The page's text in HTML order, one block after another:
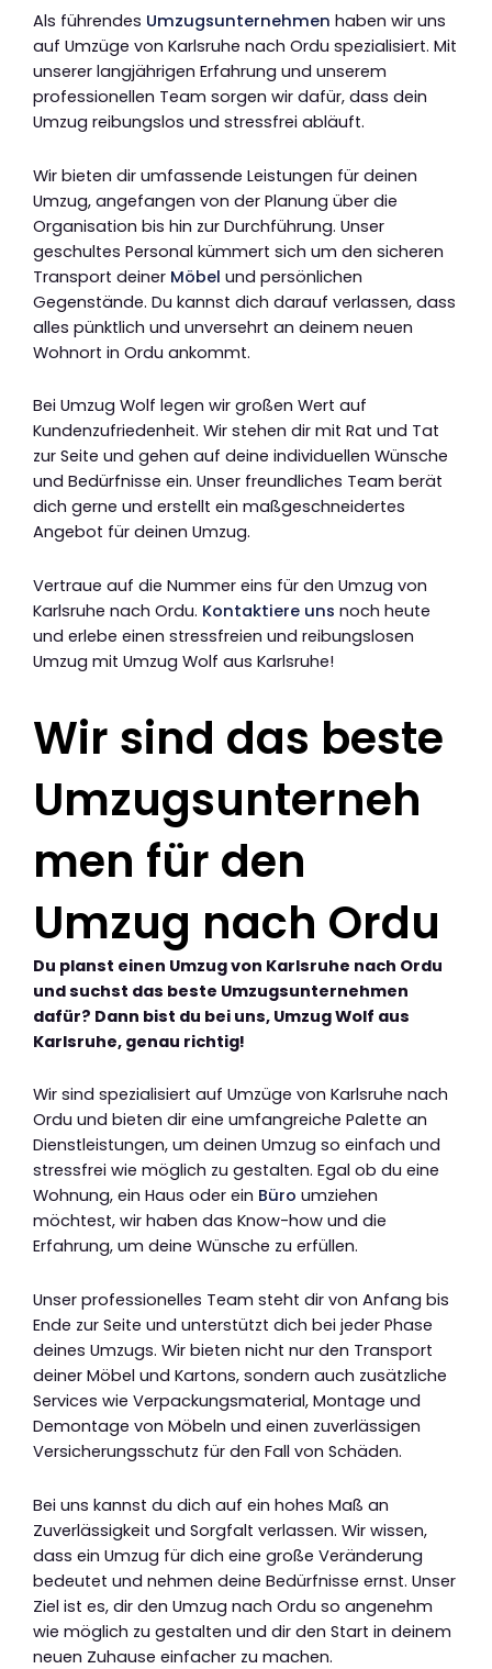
Als führendes Umzugsunternehmen haben wir uns
auf Umzüge von Karlsruhe nach Ordu spezialisiert. Mit
unserer langjährigen Erfahrung und unserem
professionellen Team sorgen wir dafür, dass dein
Umzug reibungslos und stressfrei abläuft.
Wir bieten dir umfassende Leistungen für deinen
Umzug, angefangen von der Planung über die
Organisation bis hin zur Durchführung. Unser
geschultes Personal kümmert sich um den sicheren
Transport deiner Möbel und persönlichen
Gegenstände. Du kannst dich darauf verlassen, dass
alles pünktlich und unversehrt an deinem neuen
Wohnort in Ordu ankommt.
Bei Umzug Wolf legen wir großen Wert auf
Kundenzufriedenheit. Wir stehen dir mit Rat und Tat
zur Seite und gehen auf deine individuellen Wünsche
und Bedürfnisse ein. Unser freundliches Team berät
dich gerne und erstellt ein maßgeschneidertes
Angebot für deinen Umzug.
Vertraue auf die Nummer eins für den Umzug von
Karlsruhe nach Ordu. Kontaktiere uns noch heute
und erlebe einen stressfreien und reibungslosen
Umzug mit Umzug Wolf aus Karlsruhe!
Wir sind das beste
Umzugsunterneh
men für den
Umzug nach Ordu
Du planst einen Umzug von Karlsruhe nach Ordu
und suchst das beste Umzugsunternehmen
dafür? Dann bist du bei uns, Umzug Wolf aus
Karlsruhe, genau richtig!
Wir sind spezialisiert auf Umzüge von Karlsruhe nach
Ordu und bieten dir eine umfangreiche Palette an
Dienstleistungen, um deinen Umzug so einfach und
stressfrei wie möglich zu gestalten. Egal ob du eine
Wohnung, ein Haus oder ein Büro umziehen
möchtest, wir haben das Know-how und die
Erfahrung, um deine Wünsche zu erfüllen.
Unser professionelles Team steht dir von Anfang bis
Ende zur Seite und unterstützt dich bei jeder Phase
deines Umzugs. Wir bieten nicht nur den Transport
deiner Möbel und Kartons, sondern auch zusätzliche
Services wie Verpackungsmaterial, Montage und
Demontage von Möbeln und einen zuverlässigen
Versicherungsschutz für den Fall von Schäden.
Bei uns kannst du dich auf ein hohes Maß an
Zuverlässigkeit und Sorgfalt verlassen. Wir wissen,
dass ein Umzug für dich eine große Veränderung
bedeutet und nehmen deine Bedürfnisse ernst. Unser
Ziel ist es, dir den Umzug nach Ordu so angenehm
wie möglich zu gestalten und dir den Start in deinem
neuen Zuhause einfacher zu machen.